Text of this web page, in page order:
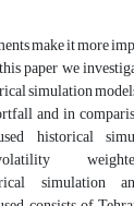
make it more
paper we
simulation
and in
historical
simulation